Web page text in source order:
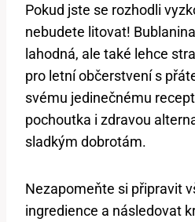
Pokud jste se rozhodli
nebudete litovat!
lahodná, ale také lehce
pro letní občerstvení s
svému jedinečnému
pochoutka i zdravou
sladkým dobrotám.
Nezapomeňte si připravit
ingredience a následovat